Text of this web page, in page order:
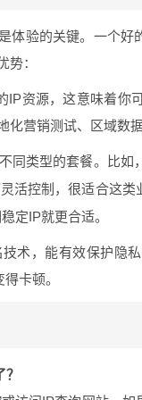
体验的关键。一个
势：
IP资源，这意味着你
营销测试、区域数
同类型的套餐。比
活控制，很适合这
定IP就更合适。
术，能有效保护隐
卡顿。